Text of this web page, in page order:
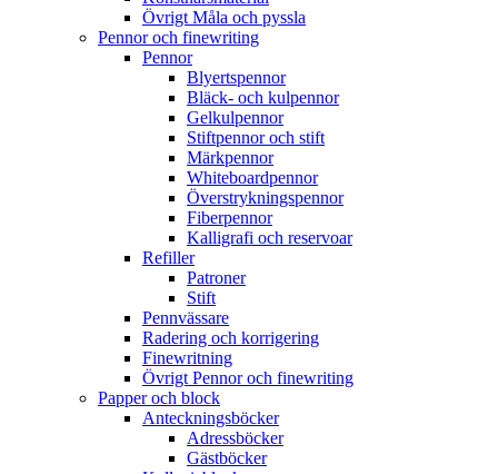
Övrigt Måla och pyssla
Pennor och finewriting
Pennor
Blyertspennor
Bläck- och kulpennor
Gelkulpennor
Stiftpennor och stift
Märkpennor
Whiteboardpennor
Överstrykningspennor
Fiberpennor
Kalligrafi och reservoar
Refiller
Patroner
Stift
Pennvässare
Radering och korrigering
Finewritning
Övrigt Pennor och finewriting
Papper och block
Anteckningsböcker
Adressböcker
Gästböcker